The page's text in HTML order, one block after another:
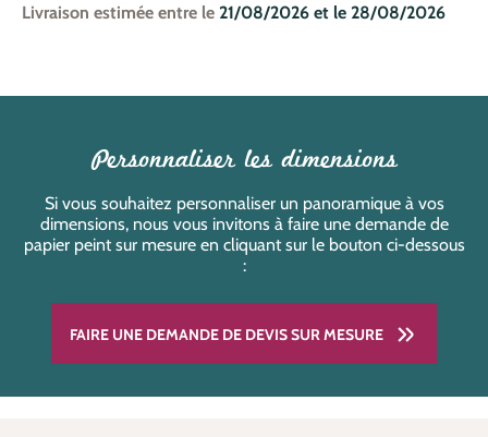
Livraison estimée entre le 21/08/2026 et le 28/08/2026
Personnaliser les dimensions
Si vous souhaitez personnaliser un panoramique à vos
dimensions, nous vous invitons à faire une demande de
papier peint sur mesure en cliquant sur le bouton ci-dessous
:
FAIRE UNE DEMANDE DE DEVIS SUR MESURE